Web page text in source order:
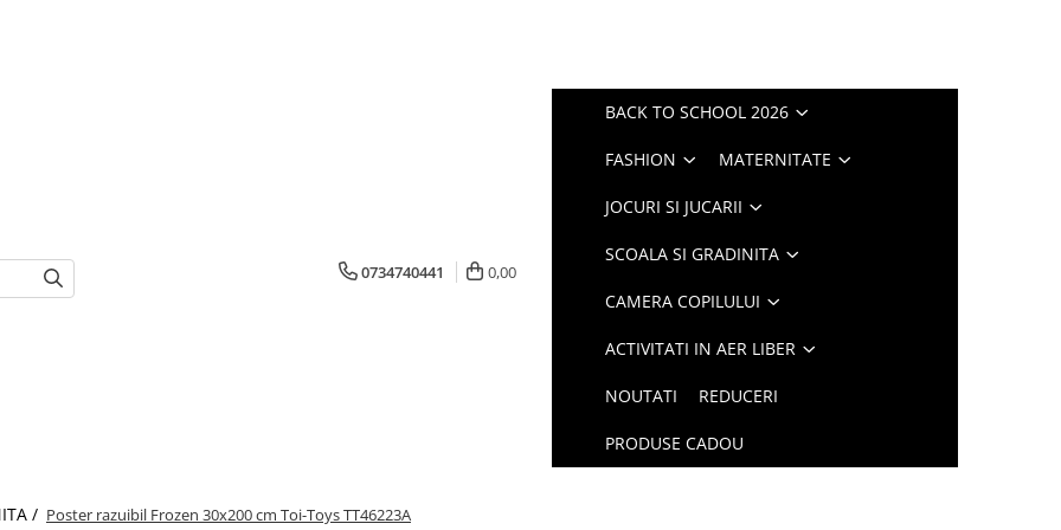
0734740441 0,00
BACK TO SCHOOL 2026
FASHION MATERNITATE
JOCURI SI JUCARII
SCOALA SI GRADINITA
CAMERA COPILULUI
ACTIVITATI IN AER LIBER
NOUTATI REDUCERI
PRODUSE CADOU
/ Poster razuibil Frozen 30x200 cm Toi-Toys TT46223A